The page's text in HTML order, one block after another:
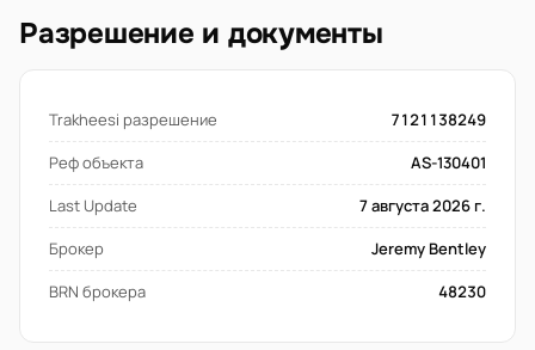
Разрешение и документы
Trakheesi разрешение
7121138249
Реф объекта
AS-130401
Last Update
7 августа 2026 г.
Брокер
Jeremy Bentley
BRN брокера
48230